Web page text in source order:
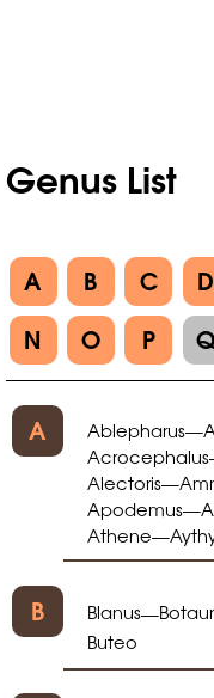
Genus List
A B C
D
N
O P
A Ablepharus—
Acrocephalus
Alectoris—
Apodemus—
Athene—
B Blanus—
Buteo